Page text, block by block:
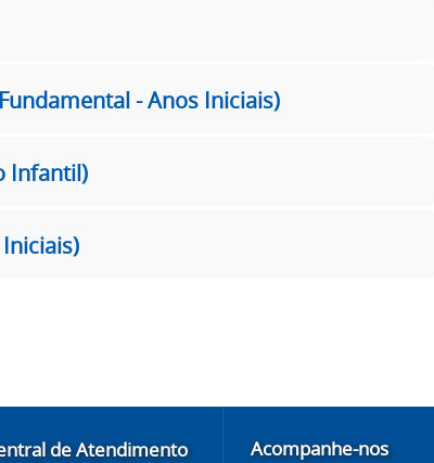
- Anos Iniciais)
Infantil)
de Atendimento
Acompanhe-nos